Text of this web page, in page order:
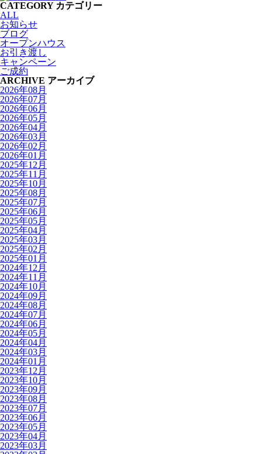
CATEGORY カテゴリー
ALL
お知らせ
ブログ
オープンハウス
お引き渡し
キャンペーン
ご成約
ARCHIVE アーカイブ
2026年08月
2026年07月
2026年06月
2026年05月
2026年04月
2026年03月
2026年02月
2026年01月
2025年12月
2025年11月
2025年10月
2025年08月
2025年07月
2025年06月
2025年05月
2025年04月
2025年03月
2025年02月
2025年01月
2024年12月
2024年11月
2024年10月
2024年09月
2024年08月
2024年07月
2024年06月
2024年05月
2024年04月
2024年03月
2024年01月
2023年12月
2023年10月
2023年09月
2023年08月
2023年07月
2023年06月
2023年05月
2023年04月
2023年03月